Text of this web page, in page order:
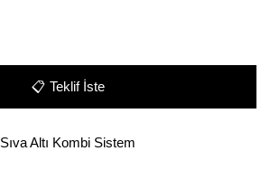
📋 Teklif İste
Sıva Altı Kombi Sistem